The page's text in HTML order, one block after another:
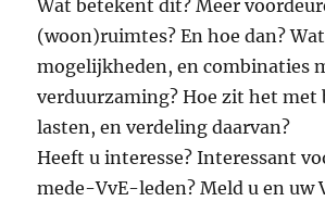
Wat betekent dit? Meer
(woon)ruimtes? En hoe dan?
mogelijkheden, en combinaties
verduurzaming? Hoe zit het met
lasten, en verdeling daarvan?
Heeft u interesse? Interessant
mede-VvE-leden? Meld u en uw